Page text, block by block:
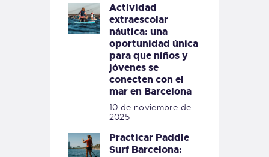
Actividad
extraescolar
náutica: una
oportunidad única
para que niños y
jóvenes se
conecten con el
mar en Barcelona
10 de noviembre de
2025
Practicar Paddle
Surf Barcelona: